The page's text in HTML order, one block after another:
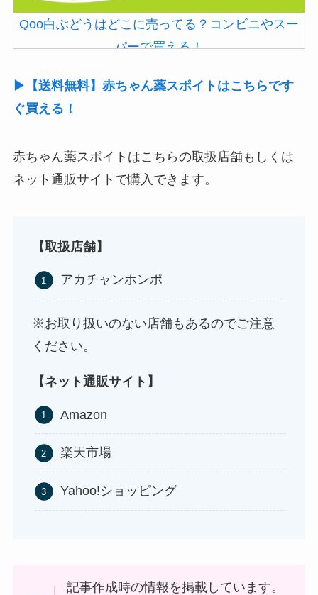
Qoo白ぶどうはどこに売ってる？コンビニやスー
パーで買える！
やニトリ？
アサイーの冷凍はどこに売ってる？コストコや業
務スーパーで買える！
▶【送料無料】赤ちゃん薬スポイトはこちらです
ぐ買える！
赤ちゃん薬スポイトはこちらの取扱店舗もしくは
ネット通販サイトで購入できます。
【取扱店舗】
アカチャンホンポ
※お取り扱いのない店舗もあるのでご注意
ください。
【ネット通販サイト】
Amazon
楽天市場
Yahoo!ショッピング
記事作成時の情報を掲載しています。